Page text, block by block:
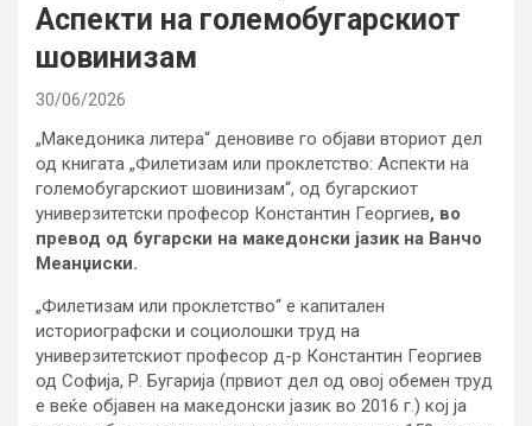
Аспекти на големобугарскиот
шовинизам
30/06/2026
„Македоника литера“ деновиве го објави вториот дел
од книгата „Филетизам или проклетство: Аспекти на
големобугарскиот шовинизам“, од бугарскиот
универзитетски професор Константин Георгиев, во
превод од бугарски на македонски јазик на Ванчо
Меанџиски.
„Филетизам или проклетство“ е капитален
историографски и социолошки труд на
универзитетскиот професор д-р Константин Георгиев
од Софија, Р. Бугарија (првиот дел од овој обемен труд
е веќе објавен на македонски јазик во 2016 г.) кој ја